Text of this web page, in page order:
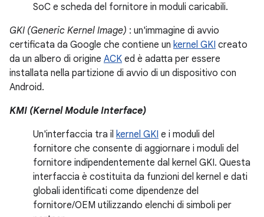
SoC e scheda del fornitore in moduli caricabili.
GKI (Generic Kernel Image) : un'immagine di avvio
certificata da Google che contiene un kernel GKI creato
da un albero di origine ACK ed è adatta per essere
installata nella partizione di avvio di un dispositivo con
Android.
KMI (Kernel Module Interface)
Un'interfaccia tra il kernel GKI e i moduli del
fornitore che consente di aggiornare i moduli del
fornitore indipendentemente dal kernel GKI. Questa
interfaccia è costituita da funzioni del kernel e dati
globali identificati come dipendenze del
fornitore/OEM utilizzando elenchi di simboli per